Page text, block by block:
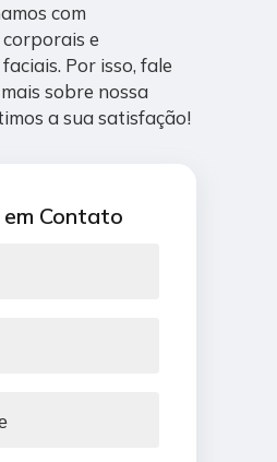
com
e
Por isso, fale
sobre nossa
a sua satisfação!
Contato